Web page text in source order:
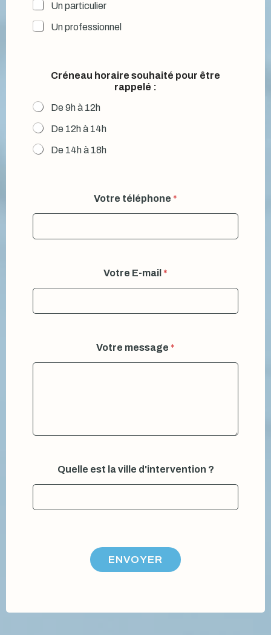
Un particulier
Un professionnel
Créneau horaire souhaité pour être
rappelé :
De 9h à 12h
De 12h à 14h
De 14h à 18h
Votre téléphone *
Votre E-mail *
Votre message *
Quelle est la ville d'intervention ?
ENVOYER